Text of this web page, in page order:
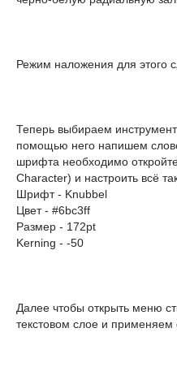
Режим наложения для этого
Теперь выбираем
помощью него напишем
шрифта необходимо
Character) и настроить всё
Шрифт - Knubbel
Цвет - #6bc3ff
Размер - 172pt
Kerning - -50
Далее чтобы открыть меню
текстовом слое и применяем